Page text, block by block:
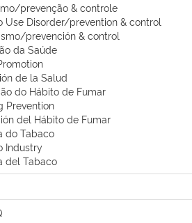
prevenção & controle
Use Disorder/prevention & control
prevención & control
da Saúde
de la Salud
do Hábito de Fumar
Prevention
del Hábito de Fumar
do Tabaco
Industry
del Tabaco